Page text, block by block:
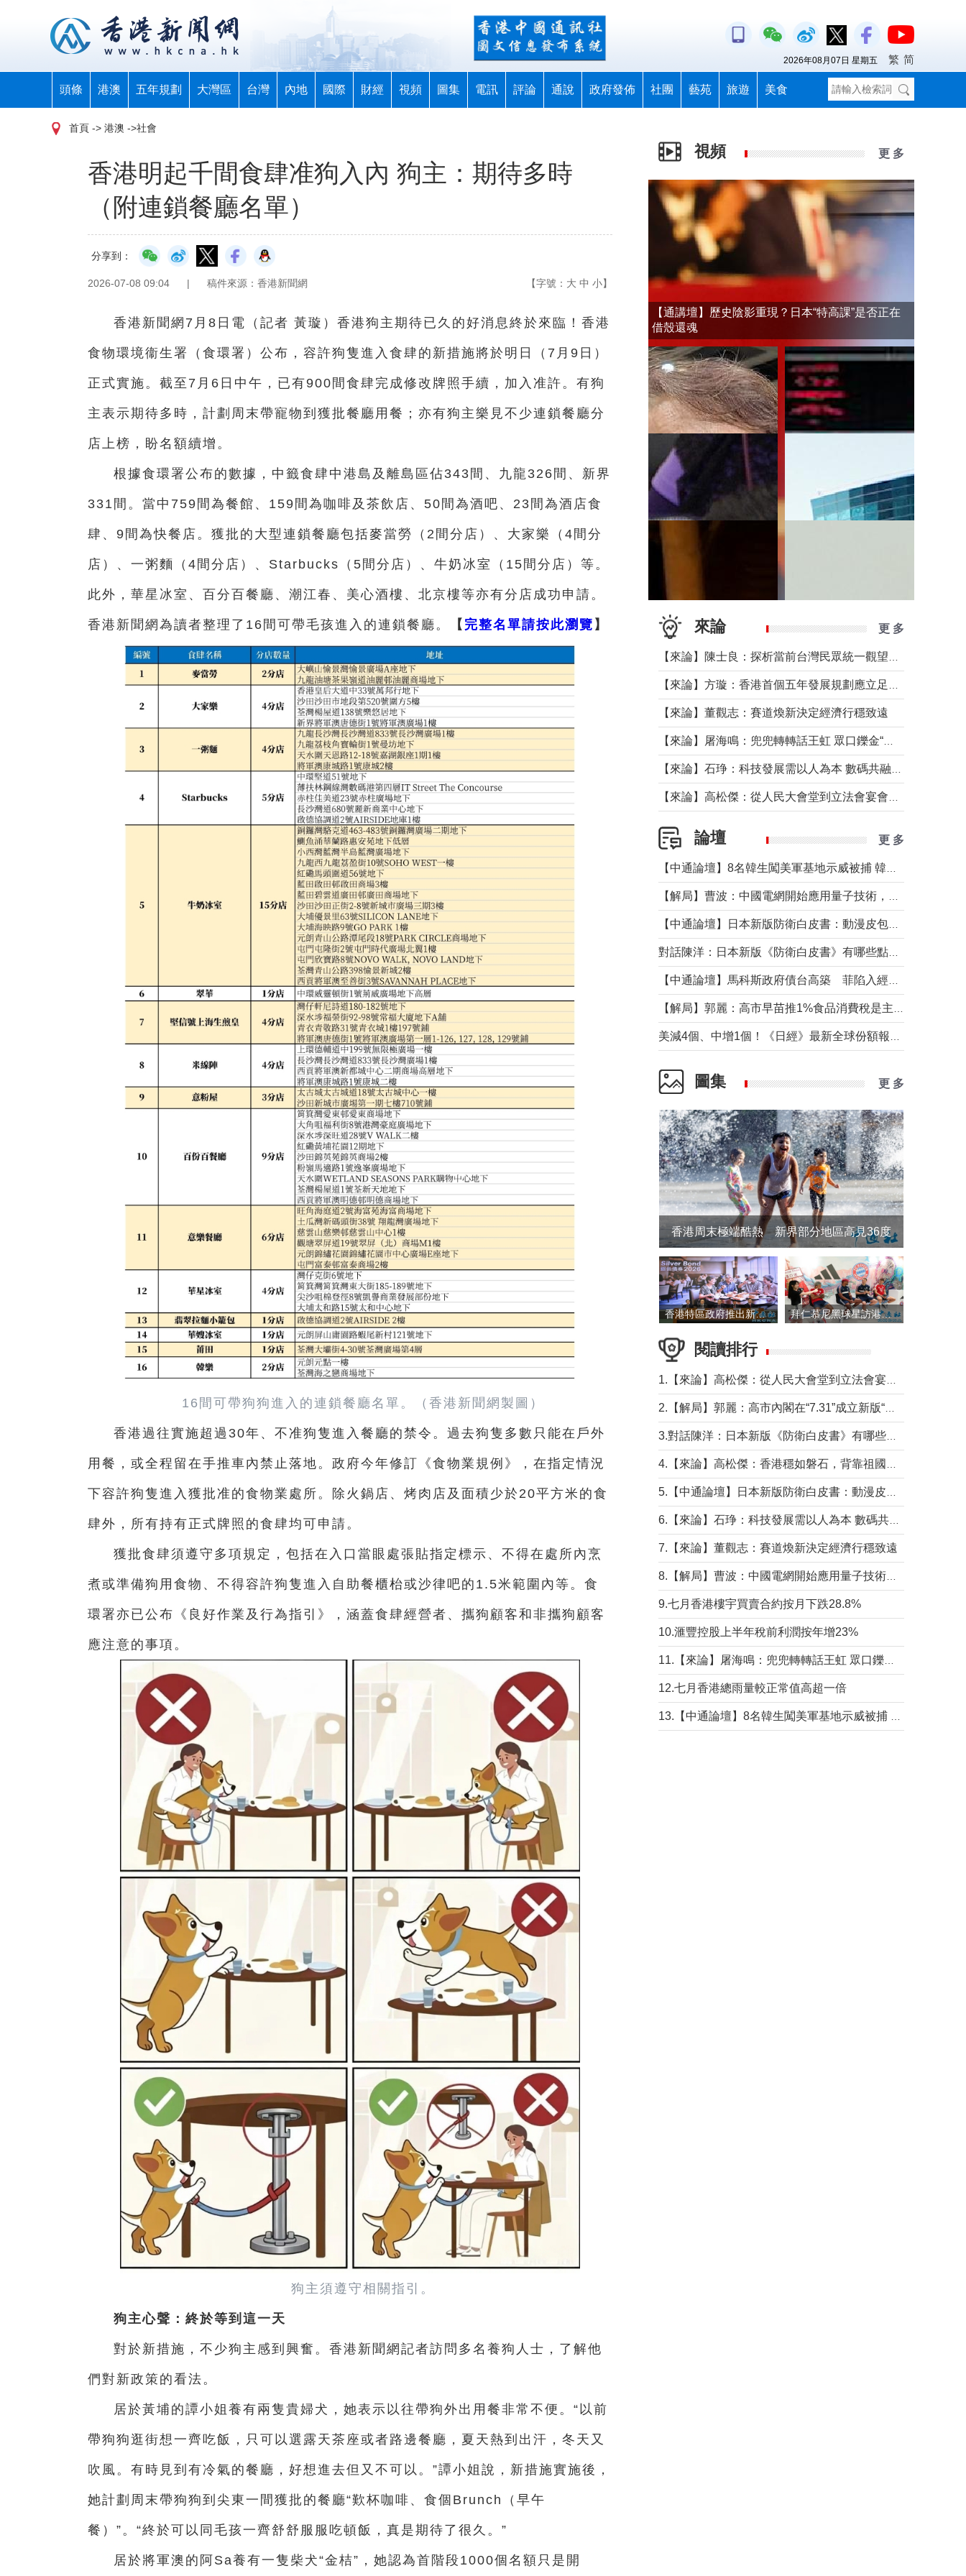
頭條 港澳 五年規劃 大灣區 台灣 內地 國際 財經 視頻 圖集 電訊 評論 通說 政府發佈 社團 藝苑 旅遊 美食
2026年08月07日 星期五 繁 简
首頁 -> 港澳 ->社會
香港明起千間食肆准狗入內 狗主：期待多時
（附連鎖餐廳名單）
分享到：
2026-07-08 09:04 | 稿件來源：香港新聞網 【字號： 大 中 小】
香港新聞網7月8日電（記者 黃璇）香港狗主期待已久的好消息終於來臨！香港
食物環境衞生署（食環署）公布，容許狗隻進入食肆的新措施將於明日（7月9日）
正式實施。截至7月6日中午，已有900間食肆完成修改牌照手續，加入准許。有狗
主表示期待多時， 計劃周末帶寵物到獲批餐廳用餐；亦有狗主樂見不少連鎖餐廳分
店上榜，盼名額續增。
根據食環署公布的數據，中籤食肆中港島及離島區佔343間、九龍326間、新界
331間。當中759間為餐館、159間為咖啡及茶飲店、50間為酒吧、23間為酒店食
肆、9間為快餐店。獲批的大型連鎖餐廳包括麥當勞（2間分店）、大家樂（4間分
店）、一粥麵（4間分店）、Starbucks（5間分店）、牛奶冰室（15間分店）等。
此外，華星冰室、百分百餐廳、潮江春、美心酒樓、北京樓等亦有分店成功申請。
香港新聞網為讀者整理了16間可帶毛孩進入的連鎖餐廳。 【 完整名單請按此瀏覽 】
16間可帶狗狗進入的連鎖餐廳名單。 （香港新聞網製圖）
香港過往實施超過30年、不准狗隻進入餐廳的禁令。過去狗隻多數只能在戶外
用餐，或全程留在手推車內禁止落地。政府今年修訂《食物業規例》，在指定情況
下容許狗隻進入獲批准的食物業處所。除火鍋店、烤肉店及面積少於20平方米的食
肆外，所有持有正式牌照的食肆均可申請。
獲批食肆須遵守多項規定，包括在入口當眼處張貼指定標示、不得在處所內烹
煮或準備狗用食物、不得容許狗隻進入自助餐櫃枱或沙律吧的1.5米範圍內等。食
環署亦已公布《良好作業及行為指引》，涵蓋食肆經營者、攜狗顧客和非攜狗顧客
應注意的事項。
狗主須遵守相關指引。
狗主心聲：終於等到這一天
對於新措施，不少狗主感到興奮。香港新聞網記者訪問多名養狗人士，了解他
們對新政策的看法。
居於黃埔的譚小姐養有兩隻貴婦犬，她表示以往帶狗外出用餐非常不便。“以前
帶狗狗逛街想一齊吃飯，只可以選露天茶座或者路邊餐廳，夏天熱到出汗，冬天又
吹風。有時見到有冷氣的餐廳，好想進去但又不可以。”譚小姐說，新措施實施後，
她計劃周末帶狗狗到尖東一間獲批的餐廳“歎杯咖啡、食個Brunch（早午
餐）”。“終於可以同毛孩一齊舒舒服服吃頓飯，真是期待了很久。”
居於將軍澳的阿Sa養有一隻柴犬“金桔”，她認為首階段1000個名額只是開
視頻 更 多
【通講壇】歷史陰影重現？日本“特高課”是否正在
借殼還魂
來論 更 多
【來論】董觀志：賽道煥新決定經濟行穩致遠
論壇 更 多
圖集 更 多
香港周末極端酷熱 新界部分地區高見36度
香港特區政府推出新一批銀色債券 每手1萬元保底息4.25厘 拜仁慕尼黑球星訪港 與球迷近距離互動
閱讀排行
7.【來論】董觀志：賽道煥新決定經濟行穩致遠
9.七月香港樓宇買賣合約按月下跌28.8%
10.滙豐控股上半年稅前利潤按年增23%
12.七月香港總雨量較正常值高超一倍